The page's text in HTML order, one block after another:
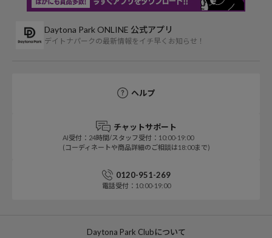
Daytona Park ONLINE 公式アプリ
デイトナパークの最新情報をイチ早くお知らせ！
ヘルプ
チャットサポート
AI受付：24時間/スタッフ受付：10:00-19:00
(コーディネートや商品詳細のご相談は18:00まで)
0120-951-269
電話受付：10:00-19:00
Daytona Park Clubについて